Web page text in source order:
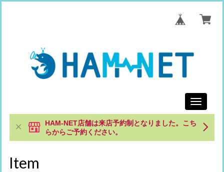
Toggle
HAM-NET店舗は来店予約制となりました。こち
らからご予約ください。
Item